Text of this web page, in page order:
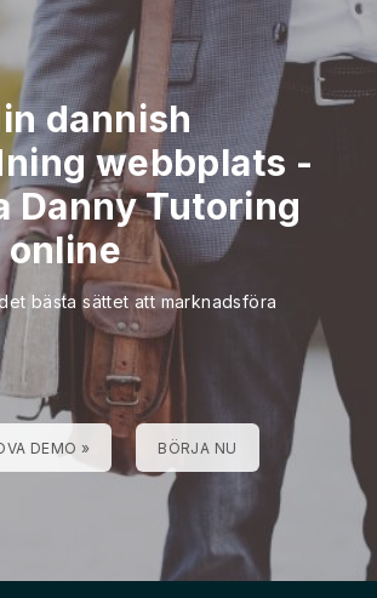
dannish
webbplats -
Danny Tutoring
bästa sättet att marknadsföra
DEMO » BÖRJA NU